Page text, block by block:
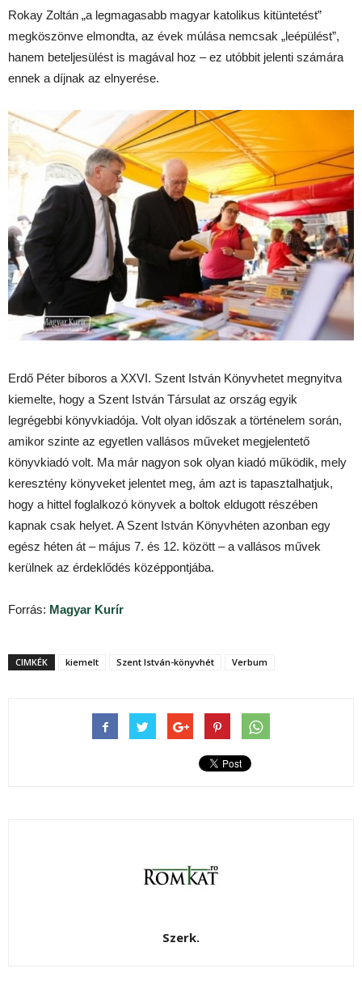
Rokay Zoltán „a legmagasabb magyar katolikus kitüntetést”
megköszönve elmondta, az évek múlása nemcsak „leépülést”,
hanem beteljesülést is magával hoz – ez utóbbit jelenti számára
ennek a díjnak az elnyerése.
Erdő Péter bíboros a XXVI. Szent István Könyvhetet megnyitva
kiemelte, hogy a Szent István Társulat az ország egyik
legrégebbi könyvkiadója. Volt olyan időszak a történelem során,
amikor szinte az egyetlen vallásos műveket megjelentető
könyvkiadó volt. Ma már nagyon sok olyan kiadó működik, mely
keresztény könyveket jelentet meg, ám azt is tapasztalhatjuk,
hogy a hittel foglalkozó könyvek a boltok eldugott részében
kapnak csak helyet. A Szent István Könyvhéten azonban egy
egész héten át – május 7. és 12. között – a vallásos művek
kerülnek az érdeklődés középpontjába.
Forrás: Magyar Kurír
CIMKÉK kiemelt Szent István-könyvhét Verbum
Szerk.